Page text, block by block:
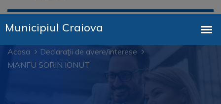
Acasa
Declaraţii de avere/interese
MANFU SORIN IONUT